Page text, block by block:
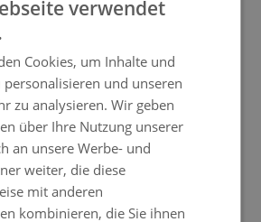
Hocker
verwendet
Cookies, um Inhalte und
personalisieren und unseren
zu analysieren. Wir geben
über Ihre Nutzung unserer
an unsere Werbe- und
weiter, die diese
mit anderen
kombinieren, die Sie ihnen